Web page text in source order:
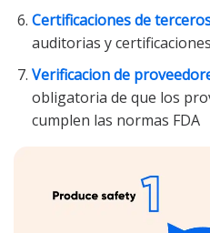
Certificaciones de
auditorias y
Verificacion de
obligatoria de que los
cumplen las normas FDA